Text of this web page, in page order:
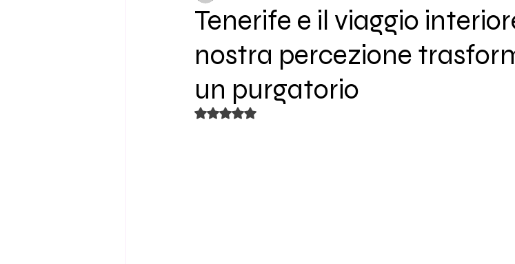
Tenerife e il viaggio
nostra percezione
un purgatorio
Valutazione NaN stelle su 5.